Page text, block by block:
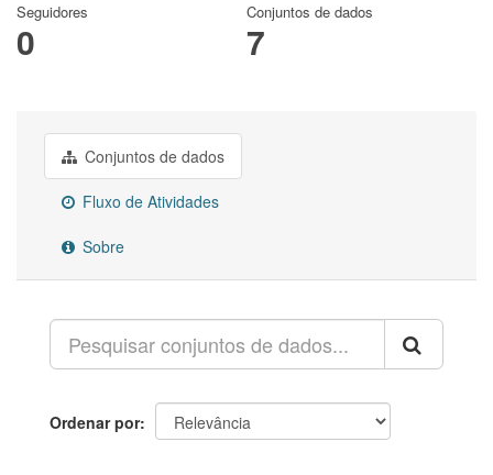
Seguidores
0
Conjuntos de dados
7
Conjuntos de dados
Fluxo de Atividades
Sobre
Ordenar por